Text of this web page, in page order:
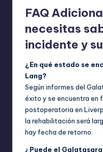
FAQ
necesitas
incidente y
¿En qué estado se
Lang?
Según informes del
éxito y se encuentra en
postoperatoria en
la rehabilitación será
hay fecha de retorno.
¿Puede el